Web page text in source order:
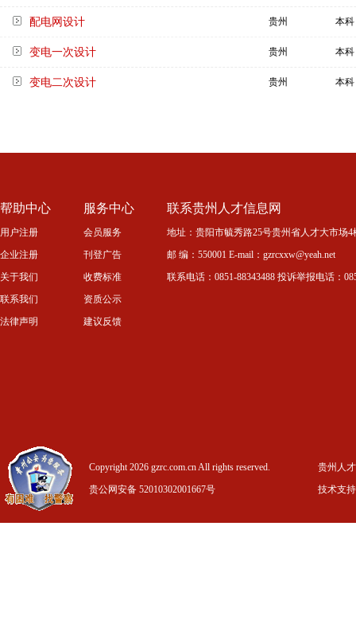
配电网设计 贵州 本科
变电一次设计 贵州 本科
变电二次设计 贵州 本科
帮助中心
用户注册
企业注册
关于我们
联系我们
法律声明
服务中心
会员服务
刊登广告
收费标准
资质公示
建议反馈
联系贵州人才信息网
地址：贵阳市毓秀路25号贵州省人才大市场
邮 编：550001 E-mail：gzrcxxw@yeah.net
联系电话：0851-88343488 投诉举报电话：
Copyright 2026 gzrc.com.cn All rights reserved.
贵公网安备 52010302001667号
贵州人
技术支